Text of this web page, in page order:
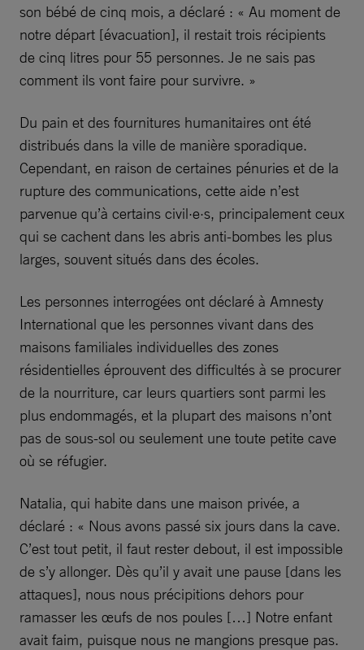
son bébé de cinq mois, a déclaré : « Au moment de
notre départ [évacuation], il restait trois récipients
de cinq litres pour 55 personnes. Je ne sais pas
comment ils vont faire pour survivre. »
Du pain et des fournitures humanitaires ont été
distribués dans la ville de manière sporadique.
Cependant, en raison de certaines pénuries et de la
rupture des communications, cette aide n’est
parvenue qu’à certains civil·e·s, principalement ceux
qui se cachent dans les abris anti-bombes les plus
larges, souvent situés dans des écoles.
Les personnes interrogées ont déclaré à Amnesty
International que les personnes vivant dans des
maisons familiales individuelles des zones
résidentielles éprouvent des difficultés à se procurer
de la nourriture, car leurs quartiers sont parmi les
plus endommagés, et la plupart des maisons n’ont
pas de sous-sol ou seulement une toute petite cave
où se réfugier.
Natalia, qui habite dans une maison privée, a
déclaré : « Nous avons passé six jours dans la cave.
C’est tout petit, il faut rester debout, il est impossible
de s’y allonger. Dès qu’il y avait une pause [dans les
attaques], nous nous précipitions dehors pour
ramasser les œufs de nos poules […] Notre enfant
avait faim, puisque nous ne mangions presque pas.